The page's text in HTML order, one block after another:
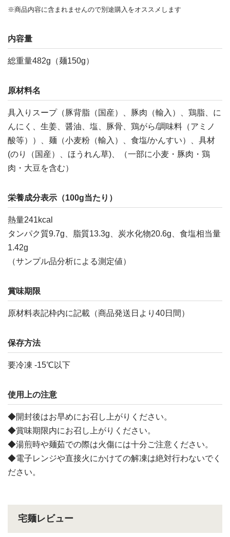
※商品内容に含まれませんので別途購入をオススメします
内容量
総重量482g（麺150g）
原材料名
具入りスープ（豚背脂（国産）、豚肉（輸入）、鶏脂、に
んにく、生姜、醤油、塩、豚骨、鶏がら/調味料（アミノ
酸等））、麺（小麦粉（輸入）、食塩/かんすい）、具材
(のり（国産）、ほうれん草)、（一部に小麦・豚肉・鶏
肉・大豆を含む）
栄養成分表示（100g当たり）
熱量241kcal
タンパク質9.7g、脂質13.3g、炭水化物20.6g、食塩相当量
1.42g
（サンプル品分析による測定値）
賞味期限
原材料表記枠内に記載（商品発送日より40日間）
保存方法
要冷凍 -15℃以下
使用上の注意
◆開封後はお早めにお召し上がりください。
◆賞味期限内にお召し上がりください。
◆湯煎時や麺茹での際は火傷には十分ご注意ください。
◆電子レンジや直接火にかけての解凍は絶対行わないでく
ださい。
宅麺レビュー